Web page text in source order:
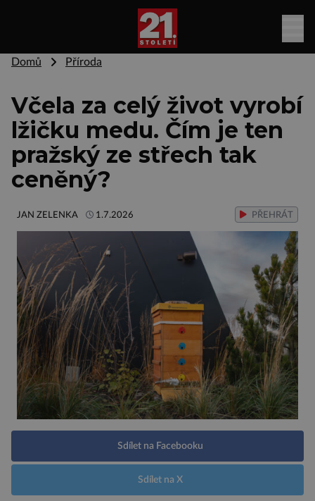
Domů Příroda
Včela za celý život vyrobí
lžičku medu. Čím je ten
pražský ze střech tak
ceněný?
JAN ZELENKA 1.7.2026 PŘEHRÁT
Sdílet na Facebooku
Sdílet na X